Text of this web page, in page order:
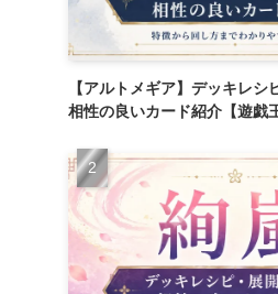
【アルトメギア】デッキレシ
相性の良いカード紹介【遊戯